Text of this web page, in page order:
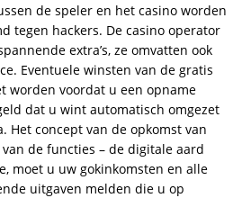
de speler en het casino worden
tegen hackers. De casino operator
extra’s, ze omvatten ook
Eventuele winsten van de gratis
worden voordat u een opname
dat u wint automatisch omgezet
Het concept van de opkomst van
de functies – de digitale aard
moet u uw gokinkomsten en alle
uitgaven melden die u op